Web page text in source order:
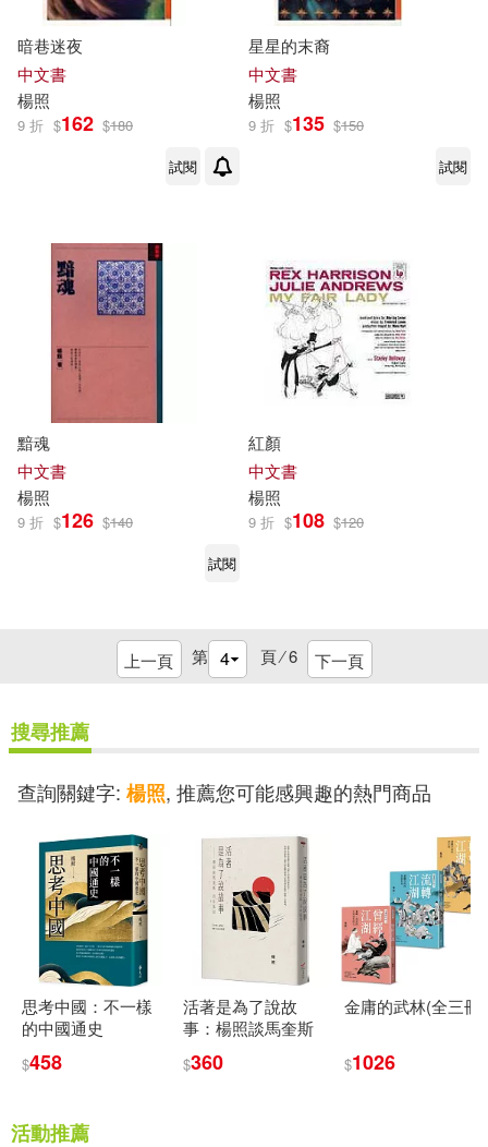
暗巷迷夜
中文書
楊照
9 折 $162 $180
試閱
星星的末裔
中文書
楊照
9 折 $135 $150
試閱
黯魂
中文書
楊照
9 折 $126 $140
試閱
紅顏
中文書
楊照
9 折 $108 $120
上一頁 第 頁 ⁄6 下一頁
搜尋推薦
查詢關鍵字: 楊照, 推薦您可能感興趣的熱門商品
思考中國：不一樣
的中國通史
$458
活著是為了說故
事：楊照談馬奎斯
$360
金庸的武林(全三冊)
$1026
活動推薦